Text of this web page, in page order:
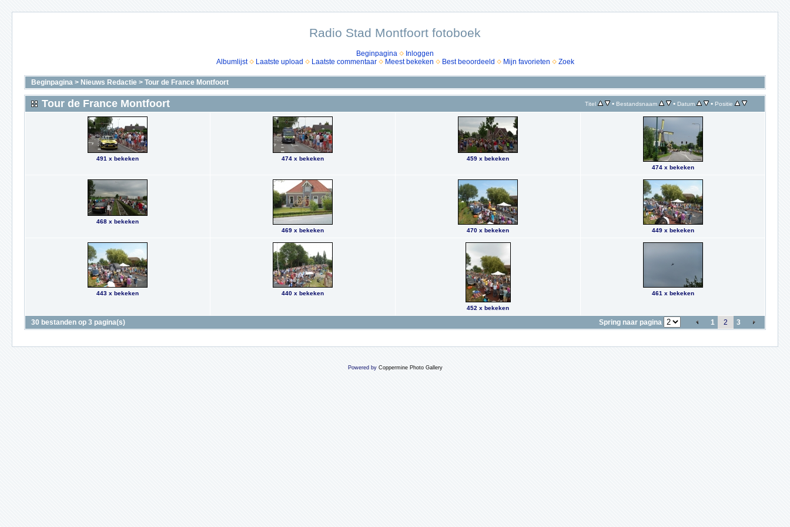
Radio Stad Montfoort fotoboek
Beginpagina
Inloggen
Albumlijst
Laatste upload Laatste commentaar Meest bekeken Best beoordeeld Mijn favorieten Zoek
Beginpagina > Nieuws Redactie > Tour de France Montfoort
Tour de France Montfoort Titel • Bestandsnaam • Datum • Positie
491 x bekeken 474 x bekeken
459 x bekeken
474 x bekeken
468 x bekeken
469 x bekeken
470 x bekeken 449 x bekeken
443 x bekeken 440 x bekeken
452 x bekeken
461 x bekeken
30 bestanden op 3 pagina(s) Spring naar pagina 1 2 3
Powered by Coppermine Photo Gallery